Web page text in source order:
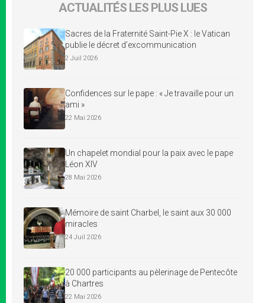
ACTUALITÉS LES PLUS LUES
Sacres de la Fraternité Saint-Pie X : le Vatican
publie le décret d’excommunication
2 Juil 2026
Confidences sur le pape : « Je travaille pour un
ami »
22 Mai 2026
Un chapelet mondial pour la paix avec le pape
Léon XIV
28 Mai 2026
Mémoire de saint Charbel, le saint aux 30 000
miracles
24 Juil 2026
20 000 participants au pèlerinage de Pentecôte
à Chartres
22 Mai 2026